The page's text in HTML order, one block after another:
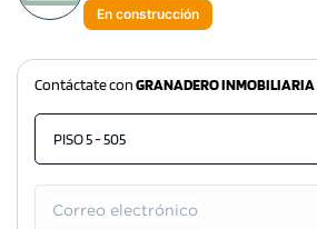
En construcción
Contáctate conGRANADERO INMOBILIARIA
PISO 5 - 505
Correo electrónico